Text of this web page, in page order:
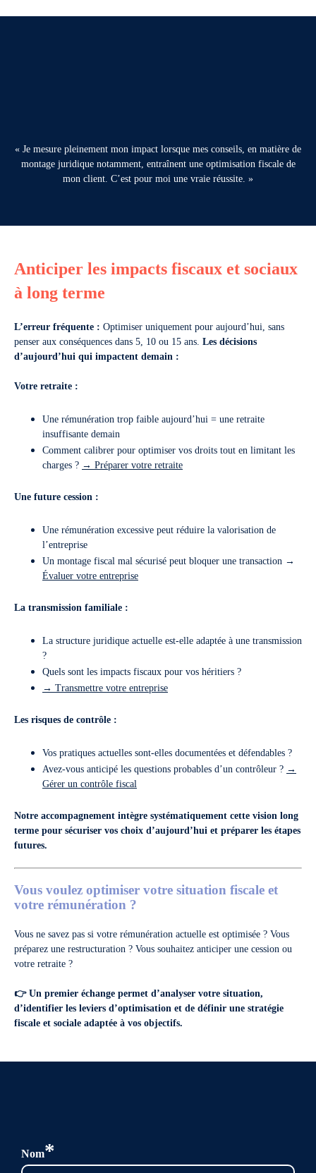
« Je mesure pleinement mon impact lorsque mes conseils, en matière de
montage juridique notamment, entraînent une optimisation fiscale de
mon client. C’est pour moi une vraie réussite. »
Anticiper les impacts fiscaux et sociaux
à long terme
L’erreur fréquente : Optimiser uniquement pour aujourd’hui, sans
penser aux conséquences dans 5, 10 ou 15 ans. Les décisions
d’aujourd’hui qui impactent demain :
Votre retraite :
Une rémunération trop faible aujourd’hui = une retraite
insuffisante demain
Comment calibrer pour optimiser vos droits tout en limitant les
charges ? → Préparer votre retraite
Une future cession :
Une rémunération excessive peut réduire la valorisation de
l’entreprise
Un montage fiscal mal sécurisé peut bloquer une transaction →
Évaluer votre entreprise
La transmission familiale :
La structure juridique actuelle est-elle adaptée à une transmission
?
Quels sont les impacts fiscaux pour vos héritiers ?
→ Transmettre votre entreprise
Les risques de contrôle :
Vos pratiques actuelles sont-elles documentées et défendables ?
Avez-vous anticipé les questions probables d’un contrôleur ? →
Gérer un contrôle fiscal
Notre accompagnement intègre systématiquement cette vision long
terme pour sécuriser vos choix d’aujourd’hui et préparer les étapes
futures.
Vous voulez optimiser votre situation fiscale et
votre rémunération ?
Vous ne savez pas si votre rémunération actuelle est optimisée ? Vous
préparez une restructuration ? Vous souhaitez anticiper une cession ou
votre retraite ?
👉 Un premier échange permet d’analyser votre situation,
d’identifier les leviers d’optimisation et de définir une stratégie
fiscale et sociale adaptée à vos objectifs.
Nom*